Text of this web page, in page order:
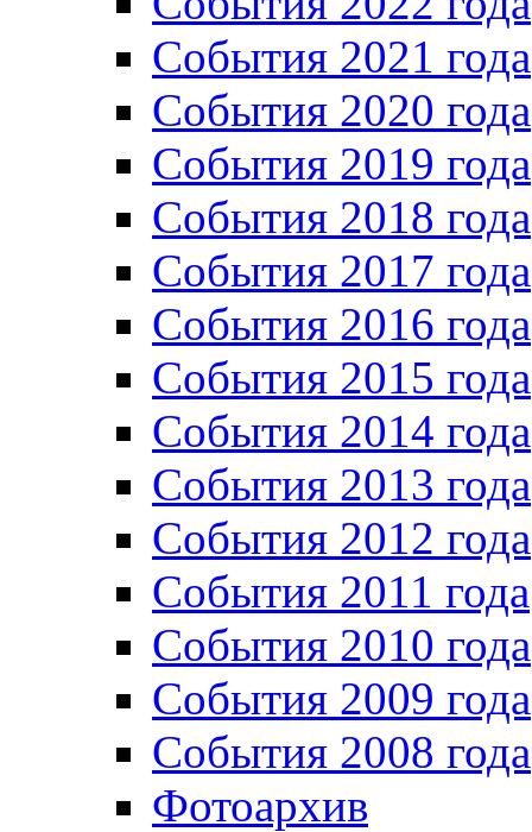
Cобытия 2021 года
События 2020 года
События 2019 года
События 2018 года
События 2017 года
События 2016 года
События 2015 года
События 2014 года
События 2013 года
События 2012 года
События 2011 года
События 2010 года
События 2009 года
События 2008 года
Фотоархив